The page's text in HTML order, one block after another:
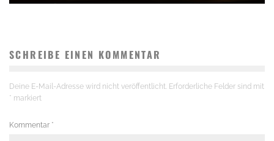
SCHREIBE EINEN KOMMENTAR
Deine E-Mail-Adresse wird nicht veröffentlicht. Erforderliche Felder sind mit
* markiert
Kommentar *